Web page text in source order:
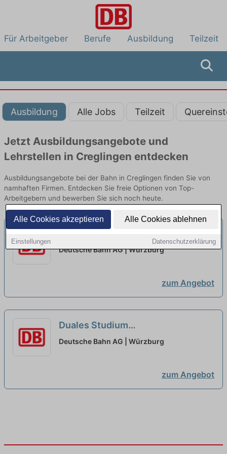
Alle Cookies akzeptieren Alle Cookies ablehnen
Einstellungen Datenschutzerklärung
Für Arbeitgeber Berufe Ausbildung Teilzeit
Ausbildung Alle Jobs Teilzeit
Jetzt Ausbildungsangebote und
Lehrstellen in Creglingen entdecken
Ausbildungsangebote bei der Bahn in Creglingen finden Sie von
namhaften Firmen. Entdecken Sie freie Optionen von Top-
Arbeitgebern und bewerben Sie sich noch heute.
auf ein Gaming Stipendium neu
Deutsche Bahn AG | Würzburg
zum Angebot
Duales Studium
Bauingenieurwesen mit
Deutsche Bahn AG | Würzburg
zum Angebot